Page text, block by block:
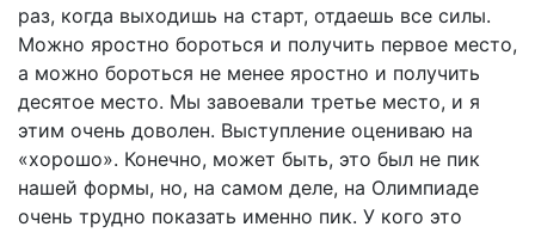
раз, когда выходишь на старт, отдаешь все силы.
Можно яростно бороться и получить первое место,
а можно бороться не менее яростно и получить
десятое место. Мы завоевали третье место, и я
этим очень доволен. Выступление оцениваю на
«хорошо». Конечно, может быть, это был не пик
нашей формы, но, на самом деле, на Олимпиаде
очень трудно показать именно пик. У кого это